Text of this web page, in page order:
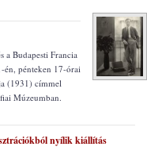
a Budapesti Francia
én, pénteken 17-órai
(1931) címmel
Múzeumban.
nyílik kiállítás